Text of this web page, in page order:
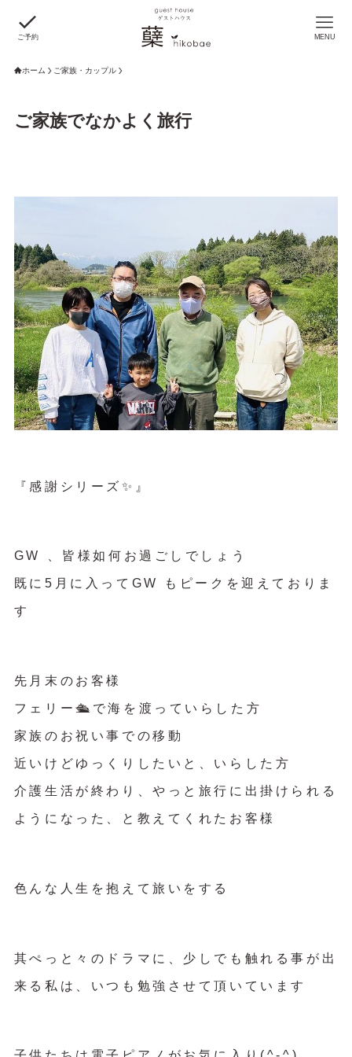
ご予約 MENU
ホーム ご家族・カップル
ご家族でなかよく旅行
『感謝シリーズ✨』
GW 、皆様如何お過ごしでしょう
既に5月に入ってGW もピークを迎えておりま
す
先月末のお客様
フェリー🛳️で海を渡っていらした方
家族のお祝い事での移動
近いけどゆっくりしたいと、いらした方
介護生活が終わり、やっと旅行に出掛けられる
ようになった、と教えてくれたお客様
色んな人生を抱えて旅いをする
其ぺっと々のドラマに、少しでも触れる事が出
来る私は、いつも勉強させて頂いています